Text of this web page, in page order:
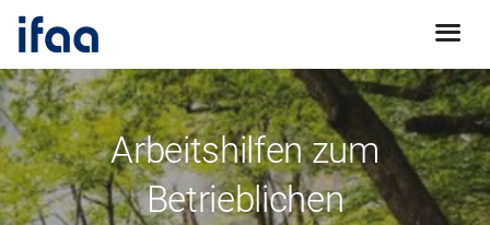
Arbeitshilfen zum
Betrieblichen